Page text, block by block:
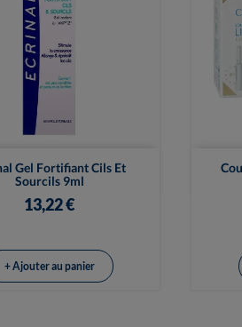
Gel Fortifiant Cils Et
Sourcils 9ml
13,22 €
Vue rapide
+ Ajouter au panier